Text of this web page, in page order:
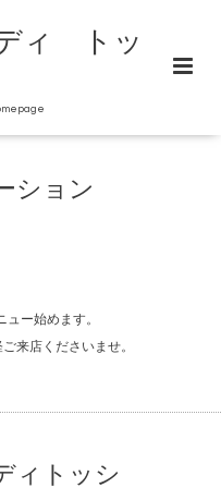
ィ トッ
ション
ー始めます。
来店くださいませ。
ィトッシ